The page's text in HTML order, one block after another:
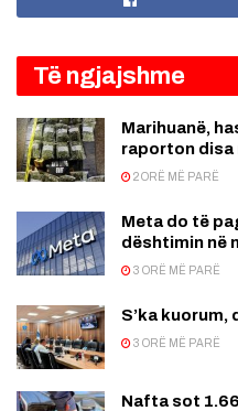
Të ngjajshme
Marihuanë,
raporton disa
2 ORË MË PARË
Meta do të
dështimin në
3 ORË MË PARË
S’ka kuorum,
3 ORË MË PARË
Nafta sot